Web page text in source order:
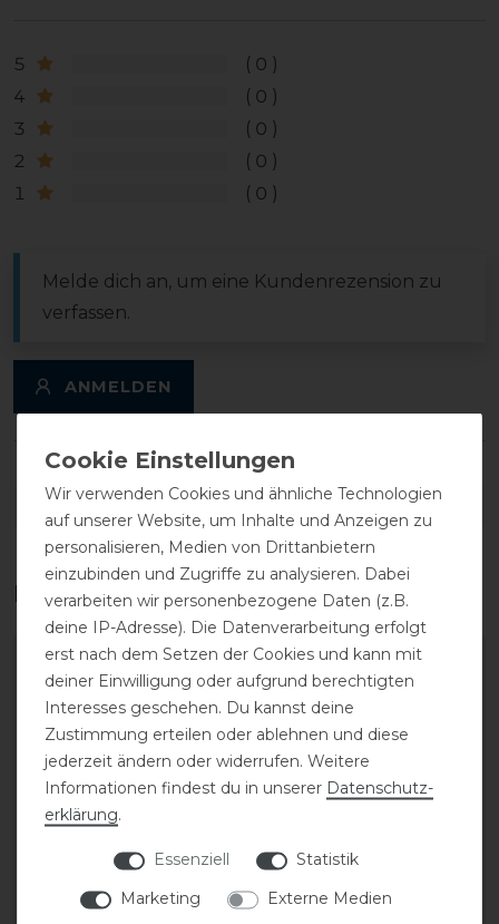
5
0
4
0
3
0
2
0
1
0
Melde dich an, um eine Kundenrezension zu
verfassen.
ANMELDEN
DETAILS ZUR PRODUKTSICHERHEIT
Das perfekte Zubehör für dich
-20%
Covalliero Turnierjacket
FS26 Damen
-20%
Covalliero Hoody
Wir verwenden Cookies und ähnliche Technologien
auf unserer Website, um Inhalte und Anzeigen zu
personalisieren, Medien von Drittanbietern
einzubinden und Zugriffe zu analysieren. Dabei
verarbeiten wir personenbezogene Daten (z.B.
deine IP-Adresse). Die Datenverarbeitung erfolgt
erst nach dem Setzen der Cookies und kann mit
deiner Einwilligung oder aufgrund berechtigten
Interesses geschehen. Du kannst deine
Zustimmung erteilen oder ablehnen und diese
jederzeit ändern oder widerrufen. Weitere
Informationen findest du in unserer Daten­schutz­
erklärung.
Essenziell
Statistik
Marketing
Externe Medien